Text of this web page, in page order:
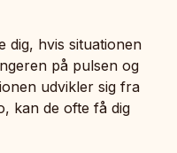
dig, hvis situationen
på pulsen og
udvikler sig fra
kan de ofte få dig